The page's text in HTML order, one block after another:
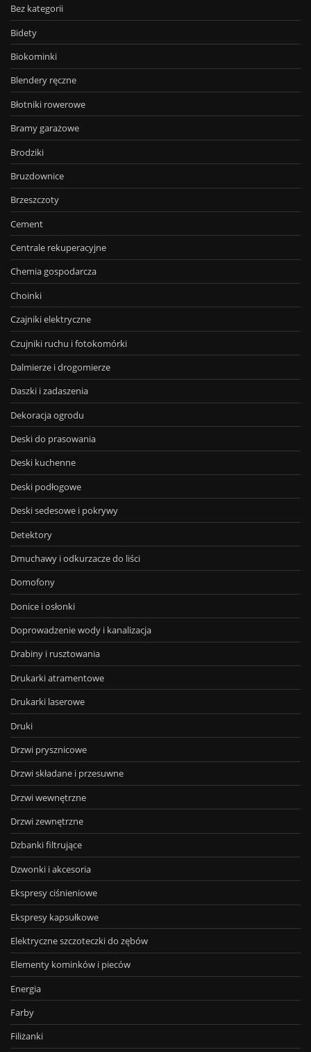
Bez kategorii
Bidety
Biokominki
Blendery ręczne
Błotniki rowerowe
Bramy garażowe
Brodziki
Bruzdownice
Brzeszczoty
Cement
Centrale rekuperacyjne
Chemia gospodarcza
Choinki
Czajniki elektryczne
Czujniki ruchu i fotokomórki
Dalmierze i drogomierze
Daszki i zadaszenia
Dekoracja ogrodu
Deski do prasowania
Deski kuchenne
Deski podłogowe
Deski sedesowe i pokrywy
Detektory
Dmuchawy i odkurzacze do liści
Domofony
Donice i osłonki
Doprowadzenie wody i kanalizacja
Drabiny i rusztowania
Drukarki atramentowe
Drukarki laserowe
Druki
Drzwi prysznicowe
Drzwi składane i przesuwne
Drzwi wewnętrzne
Drzwi zewnętrzne
Dzbanki filtrujące
Dzwonki i akcesoria
Ekspresy ciśnieniowe
Ekspresy kapsułkowe
Elektryczne szczoteczki do zębów
Elementy kominków i pieców
Energia
Farby
Filiżanki